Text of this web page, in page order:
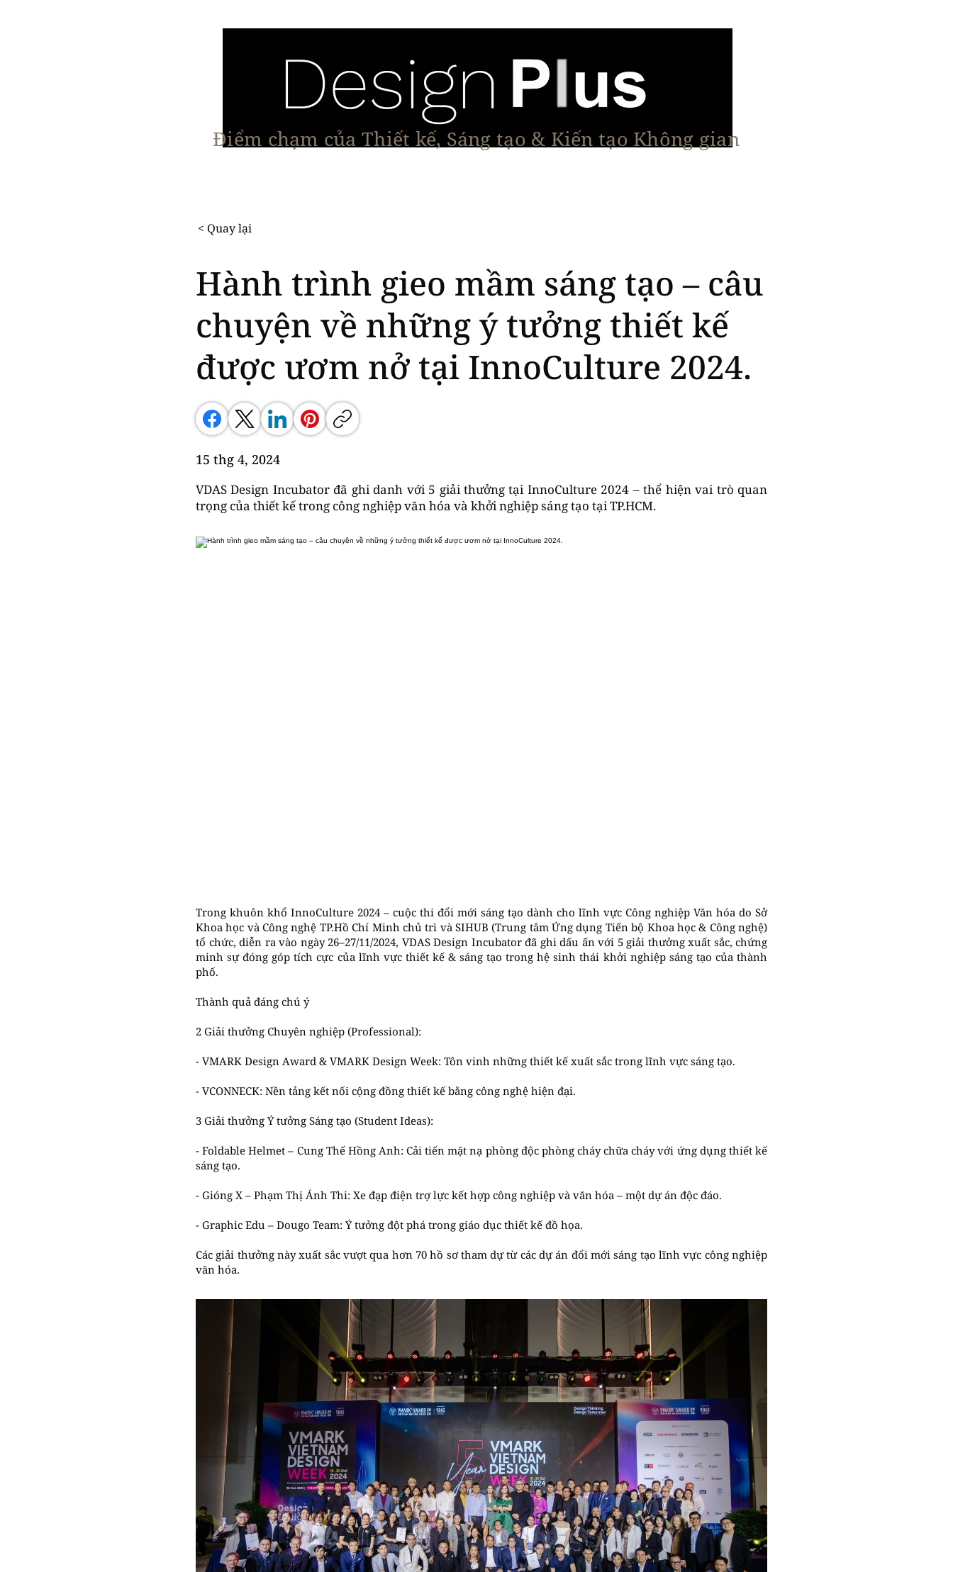
Điểm chạm của Thiết kế, Sáng tạo & Kiến tạo Không gian
< Quay lại
Hành trình gieo mầm sáng tạo – câu
chuyện về những ý tưởng thiết kế
được ươm nở tại InnoCulture 2024.
15 thg 4, 2024
VDAS Design Incubator đã ghi danh với 5 giải thưởng tại InnoCulture 2024 – thể hiện vai trò quan
trọng của thiết kế trong công nghiệp văn hóa và khởi nghiệp sáng tạo tại TP.HCM.
Trong khuôn khổ InnoCulture 2024 – cuộc thi đổi mới sáng tạo dành cho lĩnh vực Công nghiệp Văn hóa do Sở
Khoa học và Công nghệ TP.Hồ Chí Minh chủ trì và SIHUB (Trung tâm Ứng dụng Tiến bộ Khoa học & Công nghệ)
tổ chức, diễn ra vào ngày 26–27/11/2024, VDAS Design Incubator đã ghi dấu ấn với 5 giải thưởng xuất sắc, chứng
minh sự đóng góp tích cực của lĩnh vực thiết kế & sáng tạo trong hệ sinh thái khởi nghiệp sáng tạo của thành
phố.
Thành quả đáng chú ý
2 Giải thưởng Chuyên nghiệp (Professional):
- VMARK Design Award & VMARK Design Week: Tôn vinh những thiết kế xuất sắc trong lĩnh vực sáng tạo.
- VCONNECK: Nền tảng kết nối cộng đồng thiết kế bằng công nghệ hiện đại.
3 Giải thưởng Ý tưởng Sáng tạo (Student Ideas):
- Foldable Helmet – Cung Thế Hồng Anh: Cải tiến mặt nạ phòng độc phòng cháy chữa cháy với ứng dụng thiết kế
sáng tạo.
- Gióng X – Phạm Thị Ánh Thi: Xe đạp điện trợ lực kết hợp công nghiệp và văn hóa – một dự án độc đáo.
- Graphic Edu – Dougo Team: Ý tưởng đột phá trong giáo dục thiết kế đồ họa.
Các giải thưởng này xuất sắc vượt qua hơn 70 hồ sơ tham dự từ các dự án đổi mới sáng tạo lĩnh vực công nghiệp
văn hóa.